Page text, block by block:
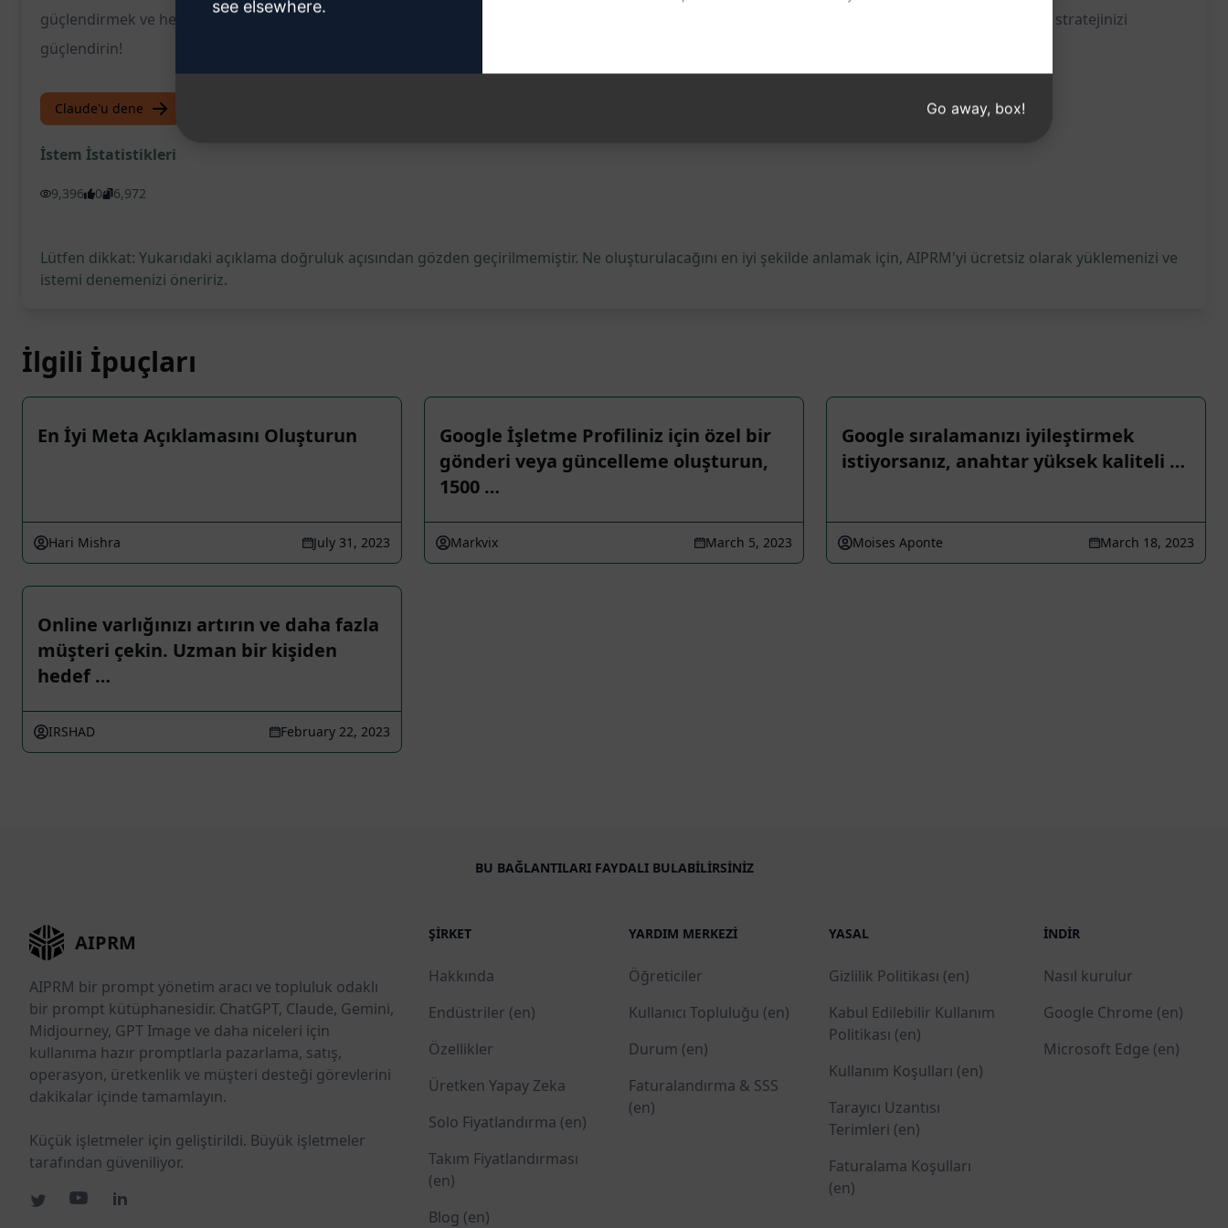
güçlendirmek ve hedef kitlenize daha etkili bir şekilde ulaşmak için bu şablondan yararlanabilirsiniz. Şimdi ChatGPT'te bu şablonu deneyerek içerik stratejinizi
güçlendirin!
Claude'u dene
İstem İstatistikleri
9,396 0 6,972
Lütfen dikkat: Yukarıdaki açıklama doğruluk açısından gözden geçirilmemiştir. Ne oluşturulacağını en iyi şekilde anlamak için, AIPRM'yi ücretsiz olarak yüklemenizi ve
istemi denemenizi öneririz.
İlgili İpuçları
En İyi Meta Açıklamasını Oluşturun
Hari Mishra July 31, 2023
Google İşletme Profiliniz için özel bir
gönderi veya güncelleme oluşturun,
1500 …
Markvix March 5, 2023
Google sıralamanızı iyileştirmek
istiyorsanız, anahtar yüksek kaliteli …
Moises Aponte March 18, 2023
Online varlığınızı artırın ve daha fazla
müşteri çekin. Uzman bir kişiden
hedef …
IRSHAD February 22, 2023
BU BAĞLANTILARI FAYDALI BULABILIRSINIZ
AIPRM
AIPRM bir prompt yönetim aracı ve topluluk odaklı
bir prompt kütüphanesidir. ChatGPT, Claude, Gemini,
Midjourney, GPT Image ve daha niceleri için
kullanıma hazır promptlarla pazarlama, satış,
operasyon, üretkenlik ve müşteri desteği görevlerini
dakikalar içinde tamamlayın.
Küçük işletmeler için geliştirildi. Büyük işletmeler
tarafından güveniliyor.
ŞIRKET
Hakkında
Endüstriler (en)
Özellikler
Üretken Yapay Zeka
Solo Fiyatlandırma (en)
Takım Fiyatlandırması
(en)
Blog (en)
YARDIM MERKEZI
Öğreticiler
Kullanıcı Topluluğu (en)
Durum (en)
Faturalandırma & SSS
(en)
YASAL
Gizlilik Politikası (en)
Kabul Edilebilir Kullanım
Politikası (en)
Kullanım Koşulları (en)
Tarayıcı Uzantısı
Terimleri (en)
Faturalama Koşulları
(en)
İNDIR
Nasıl kurulur
Google Chrome (en)
Microsoft Edge (en)
see elsewhere.
Go away, box!